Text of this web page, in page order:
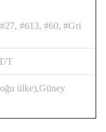
#613, #60, #Gri
T
ülke),Güney